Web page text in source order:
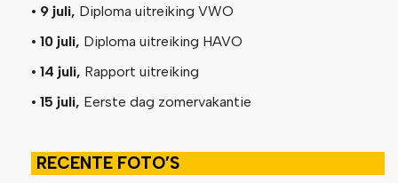
• 9 juli, Diploma uitreiking VWO
• 10 juli, Diploma uitreiking HAVO
• 14 juli, Rapport uitreiking
• 15 juli, Eerste dag zomervakantie
RECENTE FOTO’S